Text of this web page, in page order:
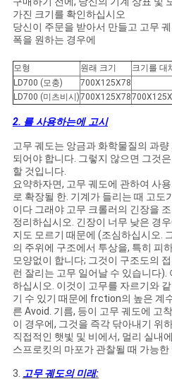
다
NEWS
사
이
트
맵
PRIVACY
POLICY
가진 크기를 확인하십시오
당신이 주문을 받아서 만들고 고무
폭을 원하는 경우에
모형 원래 크기 크기를 대
LD700 (모충)
700X125X78
LD700 (미츠비시)700X125X78
2. 를 사용하는에 고시
고무 궤도는 앙금과 화학물질의 과
되어야 합니다. 그렇지 않으면 그것
할 것입니다.
요약하자면, 고무 궤도에 관하여 사
로 확장될 한. 기계가 들리는 때 고
이다 그래야 고무 크롤러의 긴장을
정리하십시오. 긴장이 너무 낮은 경
지도 모르기 때문에 (조심하십시오.
의 주위에 구조에서 투상을, 특히 피
모양없이 합니다; 그것이 구조도의
런 잘리는 고무 일어날 수 있습니다).
하십시오. 이것이 고무를 자르기와
기 수 있기 때문에 frction의 높은 계
른 Avoid. 기름, 등이 고무 궤도에 고
이 경우에, 그것을 즉각 닦아내기 위
직접적인 햇빛 및 비에서, 멀리 실내
스프로킷의 마포가 관찰될 때 가능
3. 고무 궤도의 미래: